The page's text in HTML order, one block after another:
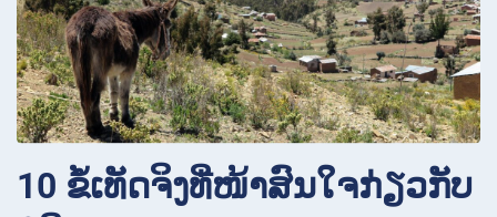
10 ຂໍ້ເທັດຈິງທີ່ໜ້າສົນໃຈກ່ຽວກັບ